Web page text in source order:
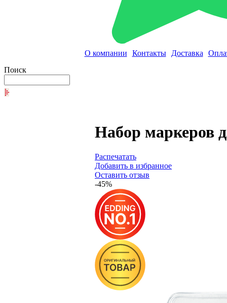
О компании Контакты Доставка
Поиск
Набор маркеров
Распечатать
Добавить в избранное
Оставить отзыв
-45%